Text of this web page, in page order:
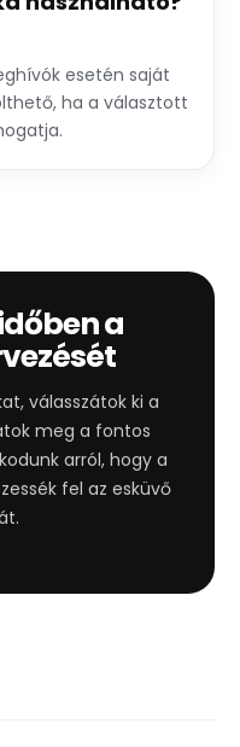
esetén saját
ha a választott
a
válasszátok ki a
meg a fontos
arról, hogy a
fel az esküvő